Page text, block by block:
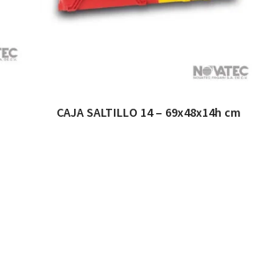
CAJA SALTILLO 14 – 69x48x14h cm